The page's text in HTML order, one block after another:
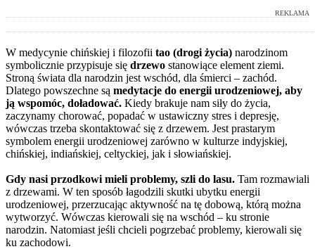
REKLAMA
W medycynie chińskiej i filozofii tao (drogi życia) narodzinom
symbolicznie przypisuje się drzewo stanowiące element ziemi.
Stroną świata dla narodzin jest wschód, dla śmierci – zachód.
Dlatego powszechne są medytacje do energii urodzeniowej, aby
ją wspomóc, doładować. Kiedy brakuje nam siły do życia,
zaczynamy chorować, popadać w ustawiczny stres i depresję,
wówczas trzeba skontaktować się z drzewem. Jest prastarym
symbolem energii urodzeniowej zarówno w kulturze indyjskiej,
chińskiej, indiańskiej, celtyckiej, jak i słowiańskiej.
Gdy nasi przodkowi mieli problemy, szli do lasu. Tam rozmawiali
z drzewami. W ten sposób łagodzili skutki ubytku energii
urodzeniowej, przerzucając aktywność na tę dobową, którą można
wytworzyć. Wówczas kierowali się na wschód – ku stronie
narodzin. Natomiast jeśli chcieli pogrzebać problemy, kierowali się
ku zachodowi.